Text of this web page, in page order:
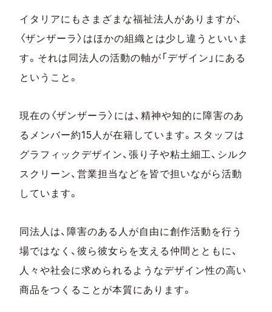
イタリアにもさまざまな福祉法人がありますが、
〈ザンザーラ〉はほかの組織とは少し違うといいま
す。それは同法人の活動の軸が「デザイン」にある
ということ。
現在の〈ザンザーラ〉には、精神や知的に障害のあ
るメンバー約15人が在籍しています。スタッフは
グラフィックデザイン、張り子や粘土細工、シルク
スクリーン、営業担当などを皆で担いながら活動
しています。
同法人は、障害のある人が自由に創作活動を行う
場ではなく、彼ら彼女らを支える仲間とともに、
人々や社会に求められるようなデザイン性の高い
商品をつくることが本質にあります。